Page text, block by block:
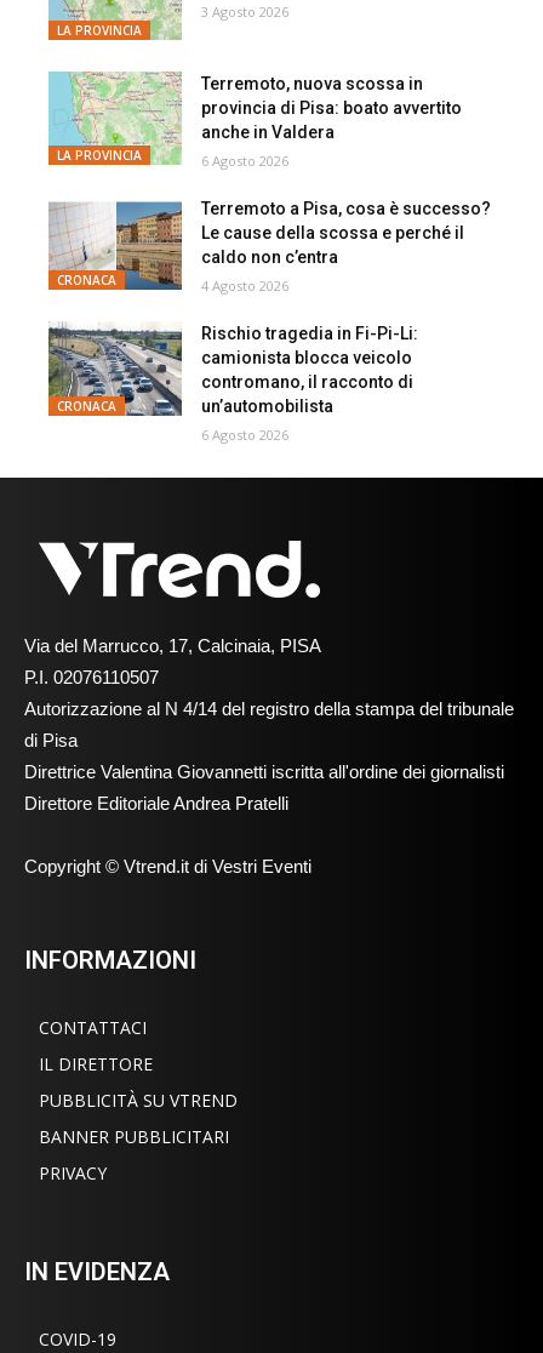
LA PROVINCIA
3 Agosto 2026
LA PROVINCIA
Terremoto, nuova scossa in
provincia di Pisa: boato avvertito
anche in Valdera
6 Agosto 2026
CRONACA
Terremoto a Pisa, cosa è successo?
Le cause della scossa e perché il
caldo non c’entra
4 Agosto 2026
CRONACA
Rischio tragedia in Fi-Pi-Li:
camionista blocca veicolo
contromano, il racconto di
un’automobilista
6 Agosto 2026
Via del Marrucco, 17, Calcinaia, PISA
P.I. 02076110507
Autorizzazione al N 4/14 del registro della stampa del tribunale
di Pisa
Direttrice Valentina Giovannetti iscritta all'ordine dei giornalisti
Direttore Editoriale Andrea Pratelli
Copyright © Vtrend.it di Vestri Eventi
INFORMAZIONI
CONTATTACI
IL DIRETTORE
PUBBLICITÀ SU VTREND
BANNER PUBBLICITARI
PRIVACY
IN EVIDENZA
COVID-19